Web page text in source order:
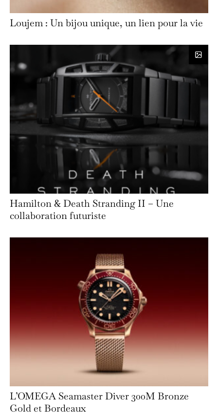
Loujem : Un bijou unique, un lien pour la vie
Hamilton & Death Stranding II – Une
collaboration futuriste
L’OMEGA Seamaster Diver 300M Bronze
Gold et Bordeaux